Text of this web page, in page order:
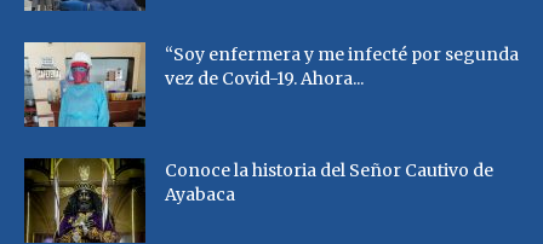
“Soy enfermera y me infecté por segunda
vez de Covid-19. Ahora...
Conoce la historia del Señor Cautivo de
Ayabaca